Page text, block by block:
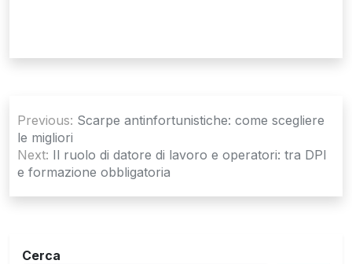
articoli
Previous: Scarpe antinfortunistiche: come scegliere
le migliori
Next: Il ruolo di datore di lavoro e operatori: tra DPI
e formazione obbligatoria
Cerca